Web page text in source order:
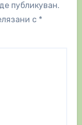
публикуван.
с *